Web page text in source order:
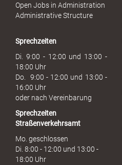
u
h
Open Jobs in Administration
Administrative Structure
Sprechzeiten
Di. 9:00 - 12:00 und 13:00 -
18:00 Uhr
Do. 9:00 - 12:00 und 13:00 -
16:00 Uhr
oder nach Vereinbarung
Sprechzeiten
Straßenverkehrsamt
Mo. geschlossen
Di. 8:00 - 12:00 und 13:00 -
18:00 Uhr